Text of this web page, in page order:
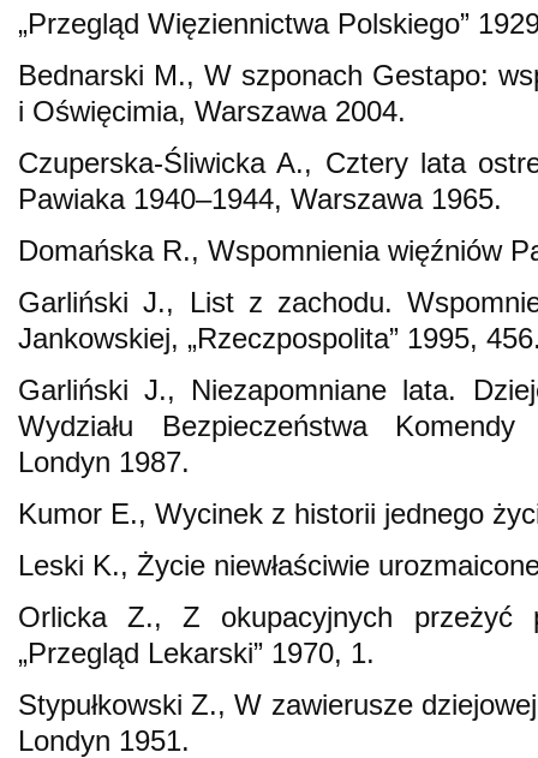
„Przegląd Więziennictwa Polskiego”
Bednarski M., W szponach Gestapo:
i Oświęcimia, Warszawa 2004.
Czuperska-Śliwicka A., Cztery lata
Pawiaka 1940–1944, Warszawa 1965.
Domańska R., Wspomnienia więźniów
Garliński J., List z zachodu.
Jankowskiej, „Rzeczpospolita” 1995,
Garliński J., Niezapomniane lata.
Wydziału Bezpieczeństwa
Londyn 1987.
Kumor E., Wycinek z historii jednego
Leski K., Życie niewłaściwie
Orlicka Z., Z okupacyjnych przeżyć
„Przegląd Lekarski” 1970, 1.
Stypułkowski Z., W zawierusze
Londyn 1951.